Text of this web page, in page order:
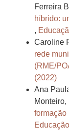
Ferreira
híbrido:
,
Caroline
rede
(RME/
(2022)
Ana
Monteiro,
formação